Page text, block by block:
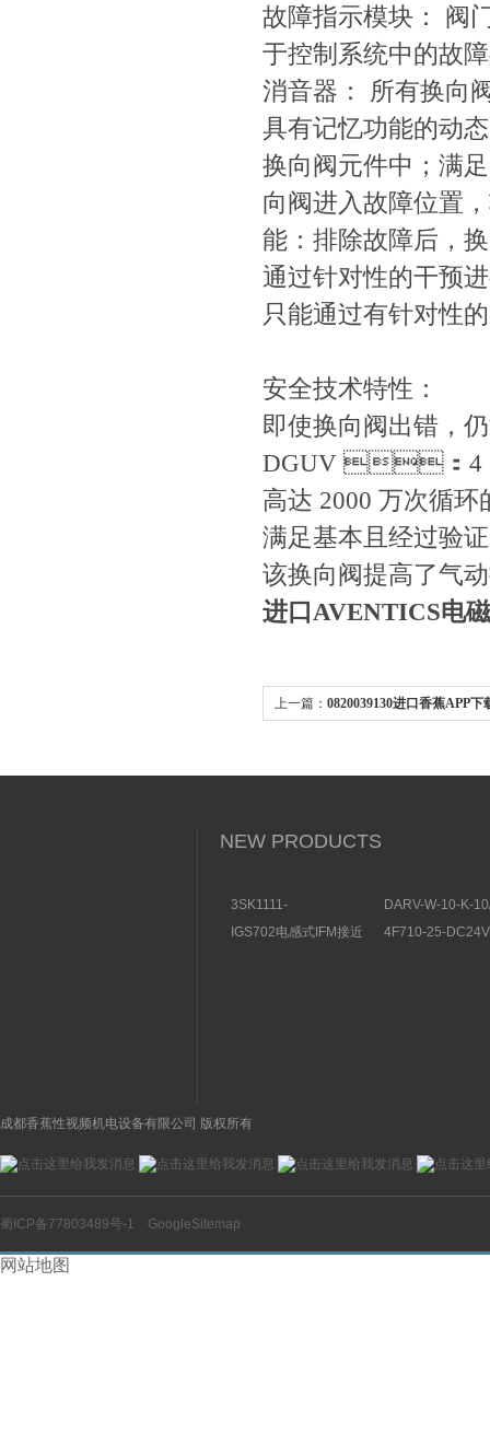
故障指示模块：
于控制系统中的故障
消音器： 所有换
具有记忆功能的动态
换向阀元件中；满
向阀进入故障位置
能：排除故障后
通过针对性的干预进
只能通过有针对性
安全技术特性：
即使换向阀出错，
DGUV ：4 类
高达 2000 万次循环
满足基本且经过验
该换向阀提高了气
进口AVENTICS电
上一篇： 0820039130进口香蕉APP下载
NEW PRODUCTS
3SK1111-
关特点及功能
DARV-W-10-K-
构分析
IGS702电感式IFM接近
4F710-25-
成都香蕉性视频机电设备有限公司 版权所有
蜀ICP备77803489号-1 GoogleSitemap
网站地图